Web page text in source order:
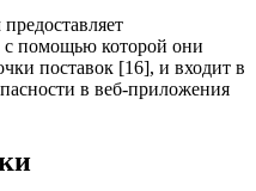
помощью которой они
поставок [16], и входит в
в веб-приложения